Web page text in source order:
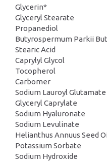
Glycerin*
Glyceryl Stearate
Propanediol
Butyrospermum Parkii
Stearic Acid
Caprylyl Glycol
Tocopherol
Carbomer
Sodium Lauroyl Glutamate
Glyceryl Caprylate
Sodium Hyaluronate
Sodium Levulinate
Helianthus Annuus Seed
Potassium Sorbate
Sodium Hydroxide